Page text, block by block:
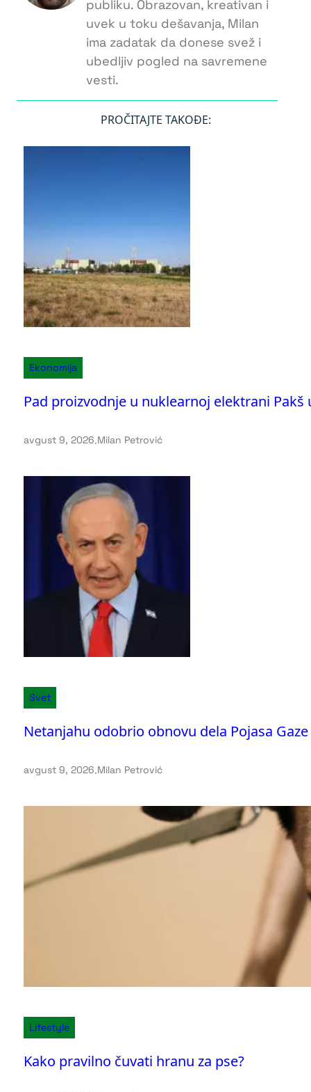
publiku. Obrazovan, kreativan i
uvek u toku dešavanja, Milan
ima zadatak da donese svež i
ubedljiv pogled na savremene
vesti.
PROČITAJTE TAKOĐE:
Ekonomija
Pad proizvodnje u nuklearnoj elektrani
avgust 9, 2026.Milan Petrović
Svet
Netanjahu odobrio obnovu dela Pojasa
avgust 9, 2026.Milan Petrović
Lifestyle
Kako pravilno čuvati hranu za pse?